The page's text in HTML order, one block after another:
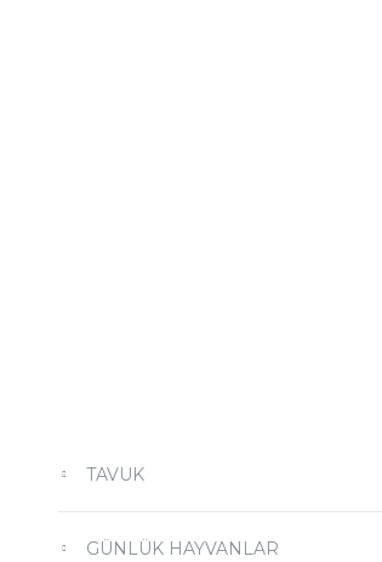
TAVUK
GÜNLÜK HAYVANLAR